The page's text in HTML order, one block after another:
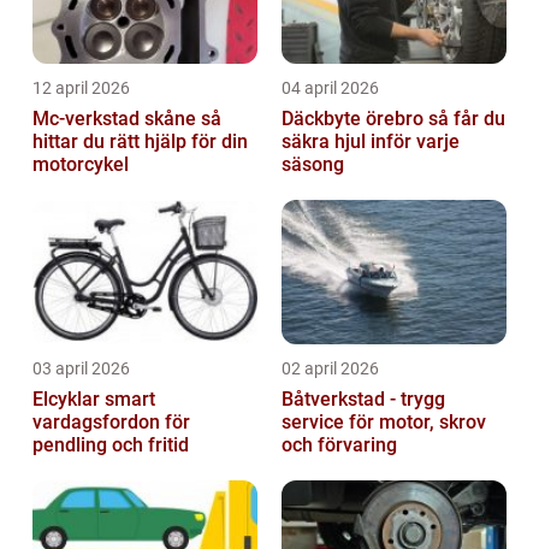
12 april 2026
Mc-verkstad skåne så
hittar du rätt hjälp för din
motorcykel
04 april 2026
Däckbyte örebro så får du
säkra hjul inför varje
säsong
03 april 2026
Elcyklar smart
vardagsfordon för
pendling och fritid
02 april 2026
Båtverkstad - trygg
service för motor, skrov
och förvaring